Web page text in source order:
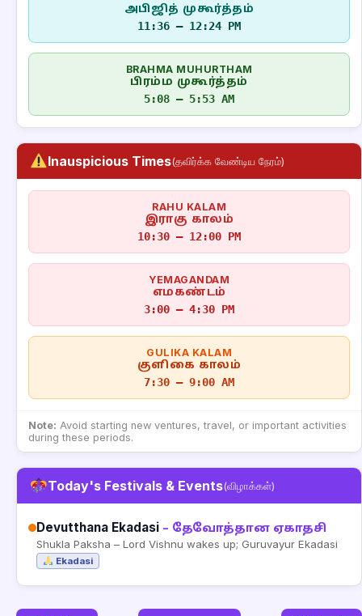
அபிஜித் முகூர்த்தம்
11:36 – 12:24 PM
BRAHMA MUHURTHAM
பிரம்ம முகூர்த்தம்
5:08 – 5:53 AM
Inauspicious Times(தவிர்க்க வேண்டிய நேரம்)
RAHU KALAM
இராகு காலம்
10:30 – 12:00 PM
YEMAGANDAM
எமகண்டம்
3:00 – 4:30 PM
GULIKA KALAM
குளிகை காலம்
7:30 – 9:00 AM
Note: Avoid starting new ventures, travel, or important activities
during these periods.
Today's Festivals & Events(விழாக்கள்)
Devutthana Ekadasi – தேவோத்தான ஏகாதசி
Shukla Paksha – Lord Vishnu wakes up; Guruvayur Ekadasi
Ekadasi